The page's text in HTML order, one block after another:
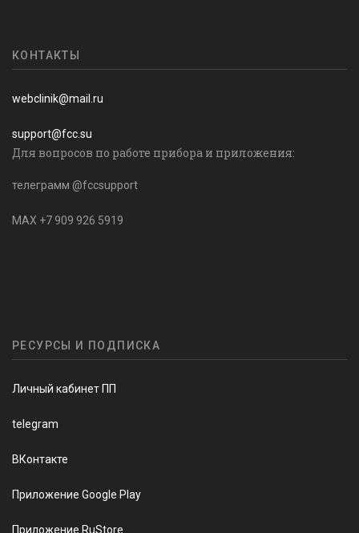
КОНТАКТЫ
webclinik@mail.ru
support@fcc.su
Для вопросов по работе прибора и приложения:
телеграмм @fccsupport
MAX +7 909 926 5919
РЕСУРСЫ И ПОДПИСКА
Личный кабинет ПП
telegram
ВКонтакте
Приложение Google Play
Приложение RuStore